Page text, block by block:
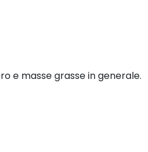
e masse grasse in generale.